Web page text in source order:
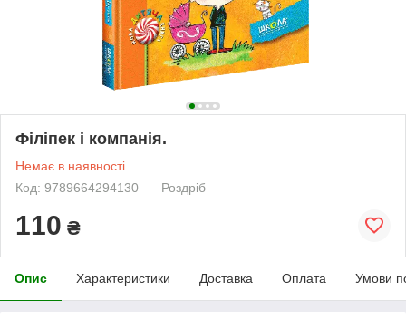
Філіпек і компанія.
Немає в наявності
Код: 9789664294130
Роздріб
110 ₴
Опис Характеристики Доставка Оплата Умови